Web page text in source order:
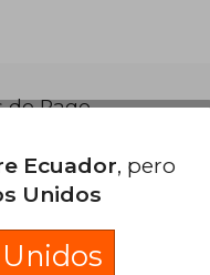
de Pago
Ecuador, pero
Unidos